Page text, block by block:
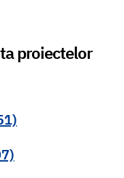
proiectelor